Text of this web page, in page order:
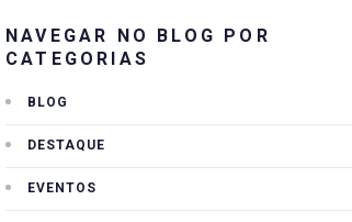
NAVEGAR NO BLOG POR
CATEGORIAS
BLOG
DESTAQUE
EVENTOS